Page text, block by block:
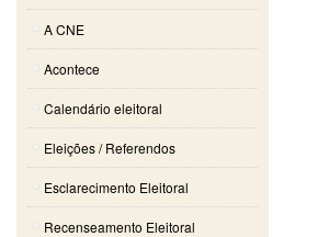
A CNE
Acontece
Calendário eleitoral
Eleições / Referendos
Esclarecimento Eleitoral
Recenseamento Eleitoral